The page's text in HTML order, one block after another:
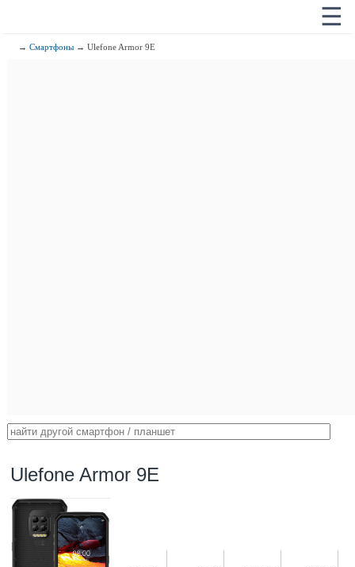
☰
→Смартфоны → Ulefone Armor 9E
Ulefone Armor 9E